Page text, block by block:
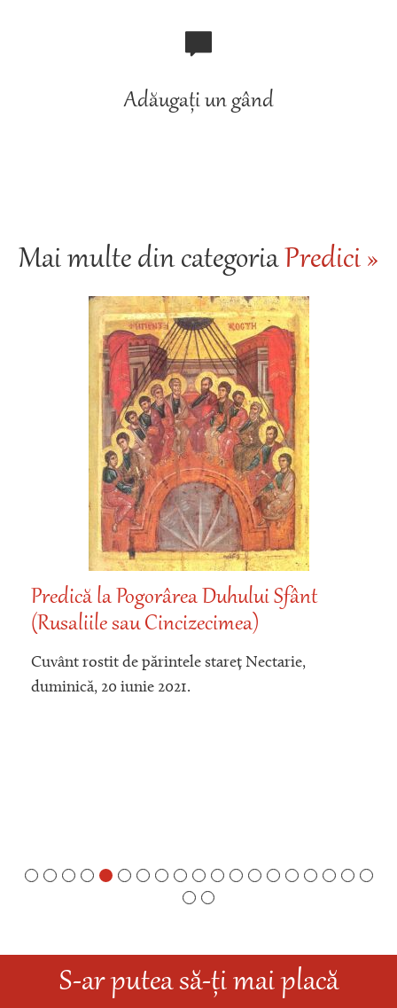
Adăugați un gând
Mai multe din categoriaPredici »
Predică la Pogorârea Duhului Sfânt
(Rusaliile sau Cincizecimea)
Cuvânt rostit de părintele stareț Nectarie,
duminică, 20 iunie 2021.
S-ar putea să-ți mai placă